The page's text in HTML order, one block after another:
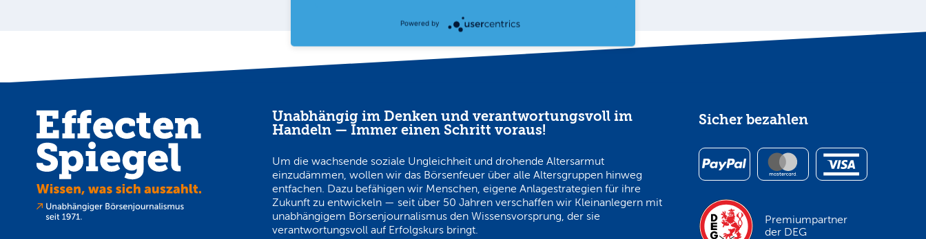
Unabhängig im Denken und verantwortungsvoll im
Handeln — Immer einen Schritt voraus!
Um die wachsende soziale Ungleichheit und drohende Altersarmut
einzudämmen, wollen wir das Börsenfeuer über alle Altersgruppen hinweg
entfachen. Dazu befähigen wir Menschen, eigene Anlagestrategien für ihre
Zukunft zu entwickeln — seit über 50 Jahren verschaffen wir Kleinanlegern mit
unabhängigem Börsenjournalismus den Wissensvorsprung, der sie
verantwortungsvoll auf Erfolgskurs bringt.
Sicher bezahlen
Premiumpartner
der DEG
Powered by